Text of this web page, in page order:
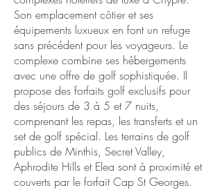
Son emplacement côtier et ses
équipements luxueux en font un refuge
sans précédent pour les voyageurs. Le
complexe combine ses hébergements
avec une offre de golf sophistiquée. Il
propose des forfaits golf exclusifs pour
des séjours de 3 à 5 et 7 nuits,
comprenant les repas, les transferts et un
set de golf spécial. Les terrains de golf
publics de Minthis, Secret Valley,
Aphrodite Hills et Elea sont à proximité et
couverts par le forfait Cap St Georges.